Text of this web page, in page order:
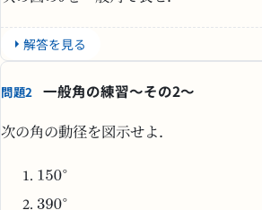
解答を見る
問題2 一般角の練習〜その2〜
次の角の動径を図示せよ．